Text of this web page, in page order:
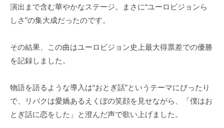
演出まで含む華やかなステージ。まさに“ユーロビジョンら
しさ”の集大成だったのです。
その結果、この曲はユーロビジョン史上最大得票差での優勝
を記録しました。
物語を語るような導入は“おとぎ話”というテーマにぴったり
で、リバクは愛嬌あるえくぼの笑顔を見せながら、「僕はお
とぎ話に恋をした」と澄んだ声で歌い上げました。